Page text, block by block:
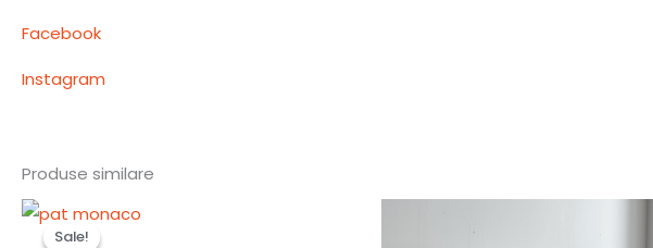
Facebook
Instagram
Produse similare
Sale!
Sale!
Prețul
inițial